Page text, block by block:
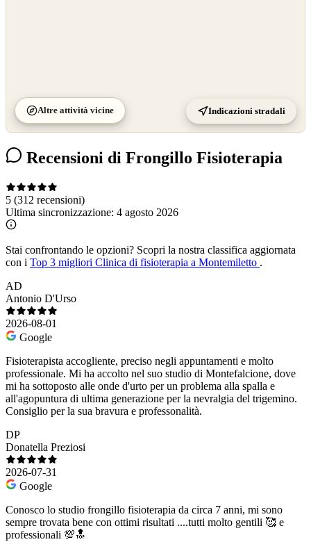
Altre attività vicine Indicazioni stradali
Recensioni di Frongillo Fisioterapia
5 (312 recensioni)
Ultima sincronizzazione: 4 agosto 2026
Stai confrontando le opzioni? Scopri la nostra classifica aggiornata
con i Top 3 migliori Clinica di fisioterapia a Montemiletto .
AD
Antonio D'Urso
2026-08-01
Google
Fisioterapista accogliente, preciso negli appuntamenti e molto
professionale. Mi ha accolto nel suo studio di Montefalcione, dove
mi ha sottoposto alle onde d'urto per un problema alla spalla e
all'agopuntura di ultima generazione per la nevralgia del trigemino.
Consiglio per la sua bravura e professonalità.
DP
Donatella Preziosi
2026-07-31
Google
Conosco lo studio frongillo fisioterapia da circa 7 anni, mi sono
sempre trovata bene con ottimi risultati ....tutti molto gentili 🥰 e
professionali 💯🔝